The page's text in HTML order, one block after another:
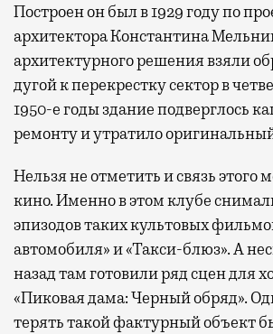
Построен он был в 1929 году по
архитектора Константина
архитектурного решения взяли
дугой к перекрестку сектор в
1950-е годы здание подверглось
ремонту и утратило
Нельзя не отметить и связь этого
кино. Именно в этом клубе
эпизодов таких культовых
автомобиля» и «Такси-блюз». А
назад там готовили ряд сцен для
«Пиковая дама: Черный обряд».
терять такой фактурный объект